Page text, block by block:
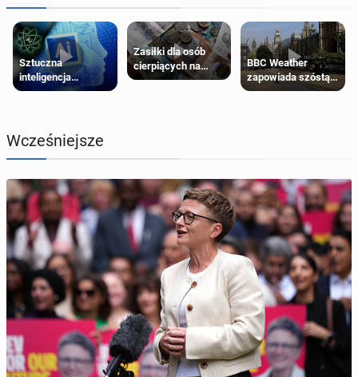
Sztuczna
inteligencja
próbowała oszukać
Zasiłki dla osób
cierpiących na
schorzenia
BBC Weather
zapowiada szóstą
falę upałów w
Wcześniejsze